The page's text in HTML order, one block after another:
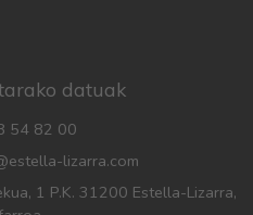
datuak
54 82 00
lizarra.com
1 P.K. 31200 Estella-Lizarra,